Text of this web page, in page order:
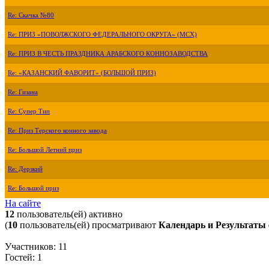
Re: Скачка №80
Re: ПРИЗ «ПОВОЛЖСКОГО ФЕДЕРАЛЬНОГО ОКРУГА» (МСХ)
Re: ПРИЗ В ЧЕСТЬ ПРАЗДНИКА АРАБСКОГО КОННОЗАВОДСТВА
Re: «КАЗАНСКИЙ ФАВОРИТ» (БОЛЬШОЙ ПРИЗ)
Re: Гизана
Re: Супер Тип
Re: Приз Терского конного завода
Re: Большой Летний приз
Re: Дерзкий
Re: Большой приз
На сайте
12 пользователь(ей) активно
(10 пользователь(ей) просматривают Календарь и Результаты
Участников: 11
Гостей: 1